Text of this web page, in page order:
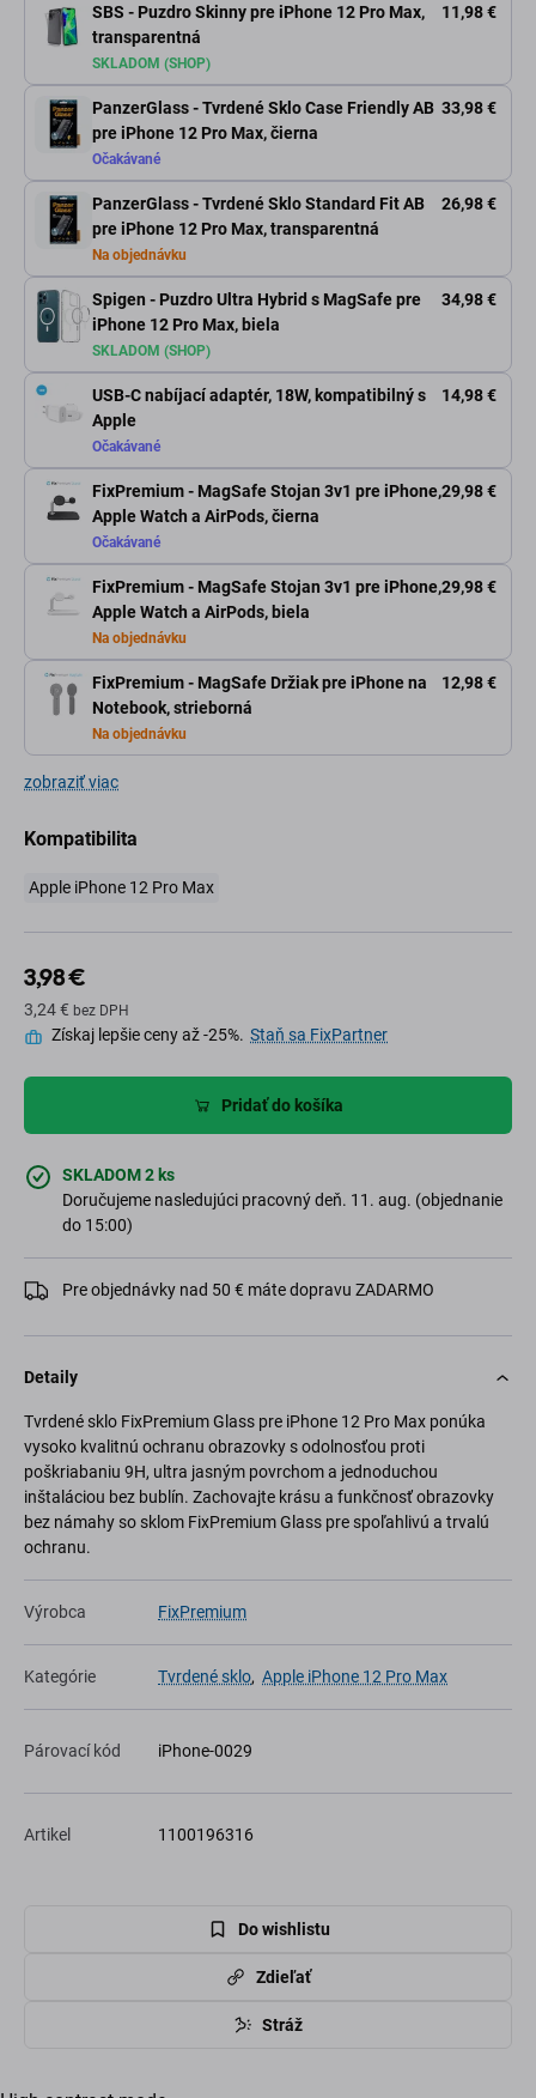
SBS - Puzdro Skinny pre iPhone 12 Pro Max,
transparentná
11,98 €
SKLADOM (SHOP)
PanzerGlass - Tvrdené Sklo Case Friendly AB
pre iPhone 12 Pro Max, čierna
33,98 €
Očakávané
PanzerGlass - Tvrdené Sklo Standard Fit AB
pre iPhone 12 Pro Max, transparentná
26,98 €
Na objednávku
Spigen - Puzdro Ultra Hybrid s MagSafe pre
iPhone 12 Pro Max, biela
34,98 €
SKLADOM (SHOP)
USB-C nabíjací adaptér, 18W, kompatibilný s
Apple
14,98 €
Očakávané
FixPremium - MagSafe Stojan 3v1 pre iPhone,
Apple Watch a AirPods, čierna
29,98 €
Očakávané
FixPremium - MagSafe Stojan 3v1 pre iPhone,
Apple Watch a AirPods, biela
29,98 €
Na objednávku
FixPremium - MagSafe Držiak pre iPhone na
Notebook, strieborná
12,98 €
Na objednávku
zobraziť viac
Kompatibilita
Apple iPhone 12 Pro Max
3,98 €
3,24 € bez DPH
Získaj lepšie ceny až -25%. Staň sa FixPartner
Pridať do košíka
SKLADOM 2 ks
Doručujeme nasledujúci pracovný deň. 11. aug. (objednanie
do 15:00)
Pre objednávky nad 50 € máte dopravu ZADARMO
Detaily
Tvrdené sklo FixPremium Glass pre iPhone 12 Pro Max ponúka
vysoko kvalitnú ochranu obrazovky s odolnosťou proti
poškriabaniu 9H, ultra jasným povrchom a jednoduchou
inštaláciou bez bublín. Zachovajte krásu a funkčnosť obrazovky
bez námahy so sklom FixPremium Glass pre spoľahlivú a trvalú
ochranu.
Výrobca FixPremium
Kategórie Tvrdené sklo, Apple iPhone 12 Pro Max
Párovací kód iPhone-0029
Artikel 1100196316
Do wishlistu
Zdieľať
Stráž